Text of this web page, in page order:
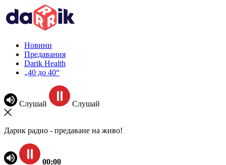
Новини
Предавания
Darik Health
„40 до 40“
Слушай Слушай
Дарик радио - предаване на живо!
00:00